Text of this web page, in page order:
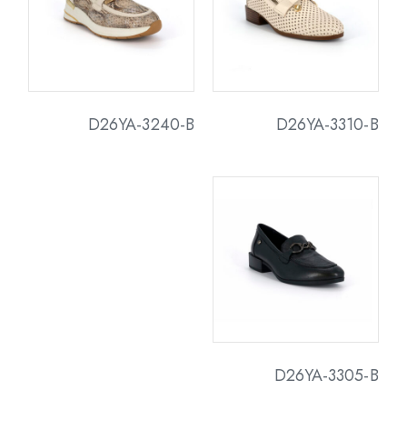
D26YA-3310-B
D26YA-3240-B
D26YA-3305-B